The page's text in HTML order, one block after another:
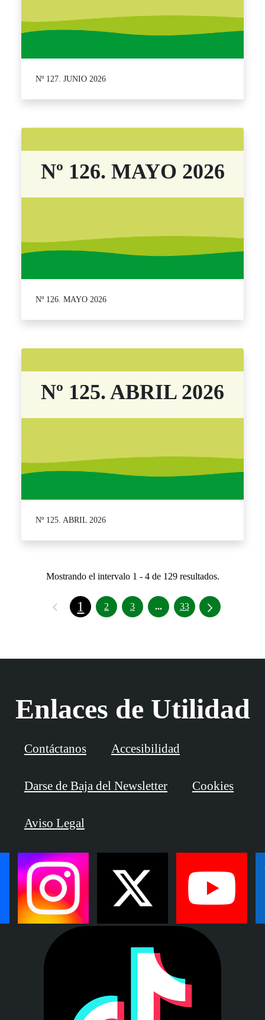
Nº 127. JUNIO 2026
Nº 126. MAYO 2026
Nº 126. MAYO 2026
Nº 125. ABRIL 2026
Nº 125. ABRIL 2026
Mostrando el intervalo 1 - 4 de 129 resultados.
1 2 3 ...Páginas intermedias Use
33
Enlaces de Utilidad
Contáctanos Accesibilidad
Darse de Baja del Newsletter Cookies
Aviso Legal